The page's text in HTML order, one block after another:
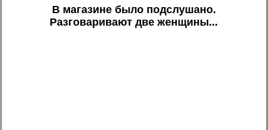
В магазине было подслушано.
Разговаривают две женщины...